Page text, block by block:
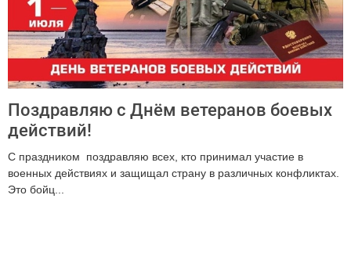
Поздравляю с Днём ветеранов боевых
действий!
С праздником поздравляю всех, кто принимал участие в
военных действиях и защищал страну в различных конфликтах.
Это бойц...